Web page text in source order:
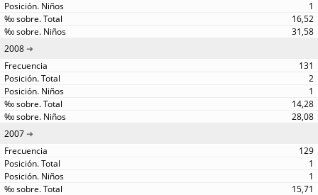
1
16,52
31,58
2008
131
2
1
14,28
28,08
2007
129
1
1
15,71